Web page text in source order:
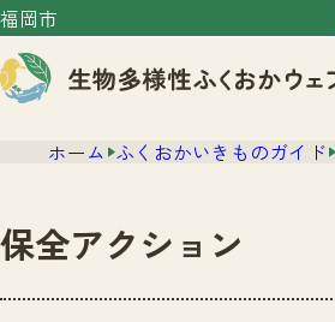
福岡市
センター紹介
ホーム ふくおかいきものガイド
保全アクション